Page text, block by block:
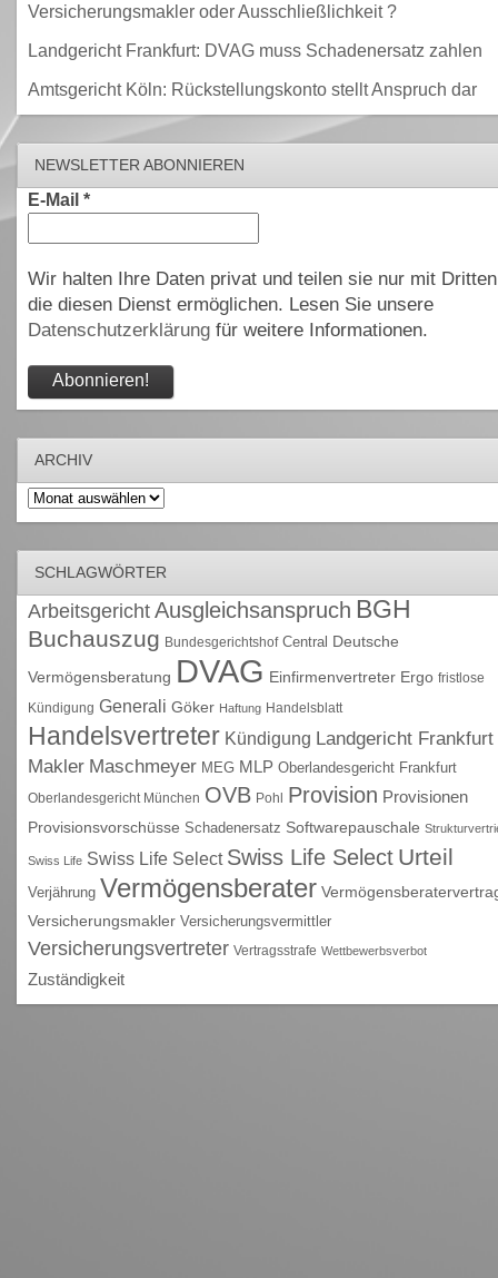
Versicherungsmakler oder Ausschließlichkeit ?
Landgericht Frankfurt: DVAG muss Schadenersatz zahlen
Amtsgericht Köln: Rückstellungskonto stellt Anspruch dar
NEWSLETTER ABONNIEREN
E-Mail *
Wir halten Ihre Daten privat und teilen sie nur mit
die diesen Dienst ermöglichen. Lesen Sie unsere
Datenschutzerklärungfür weitere Informationen.
ARCHIV
Archiv
SCHLAGWÖRTER
Arbeitsgericht Ausgleichsanspruch BGH
Buchauszug Bundesgerichtshof Central Deutsche
Vermögensberatung DVAG Einfirmenvertreter Ergo fristlose
Kündigung Generali Göker Haftung Handelsblatt
Handelsvertreter Kündigung Landgericht Frankfurt
Makler Maschmeyer MEG MLP Oberlandesgericht Frankfurt
Oberlandesgericht München OVB Pohl Provision Provisionen
Provisionsvorschüsse Schadenersatz Softwarepauschale
Swiss Life Swiss Life Select Swiss Life Select Urteil
Verjährung Vermögensberater
Versicherungsmakler Versicherungsvermittler
Versicherungsvertreter Vertragsstrafe Wettbewerbsverbot
Zuständigkeit